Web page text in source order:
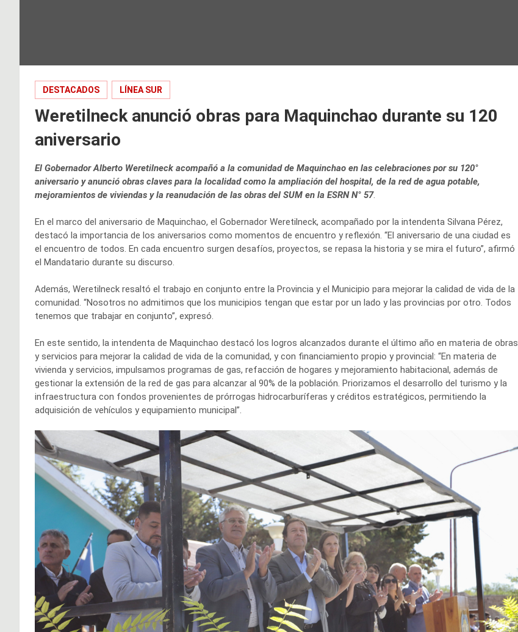
DESTACADOS LÍNEA SUR
Weretilneck anunció obras para Maquinchao durante su 120
aniversario
El Gobernador Alberto Weretilneck acompañó a la comunidad de Maquinchao en las celebraciones por su 120°
aniversario y anunció obras claves para la localidad como la ampliación del hospital, de la red de agua potable,
mejoramientos de viviendas y la reanudación de las obras del SUM en la ESRN N° 57.
En el marco del aniversario de Maquinchao, el Gobernador Weretilneck, acompañado por la intendenta Silvana Pérez,
destacó la importancia de los aniversarios como momentos de encuentro y reflexión. “El aniversario de una ciudad es
el encuentro de todos. En cada encuentro surgen desafíos, proyectos, se repasa la historia y se mira el futuro”, afirmó
el Mandatario durante su discurso.
Además, Weretilneck resaltó el trabajo en conjunto entre la Provincia y el Municipio para mejorar la calidad de vida de la
comunidad. “Nosotros no admitimos que los municipios tengan que estar por un lado y las provincias por otro. Todos
tenemos que trabajar en conjunto”, expresó.
En este sentido, la intendenta de Maquinchao destacó los logros alcanzados durante el último año en materia de obras
y servicios para mejorar la calidad de vida de la comunidad, y con financiamiento propio y provincial: “En materia de
vivienda y servicios, impulsamos programas de gas, refacción de hogares y mejoramiento habitacional, además de
gestionar la extensión de la red de gas para alcanzar al 90% de la población. Priorizamos el desarrollo del turismo y la
infraestructura con fondos provenientes de prórrogas hidrocarburíferas y créditos estratégicos, permitiendo la
adquisición de vehículos y equipamiento municipal”.